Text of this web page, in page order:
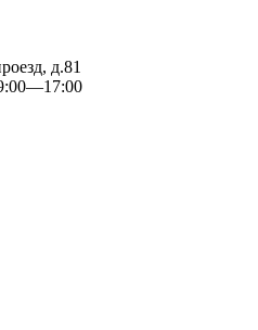
д.81